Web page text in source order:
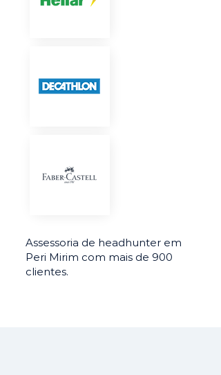
Assessoria de headhunter em
Peri Mirim com mais de 900
clientes.